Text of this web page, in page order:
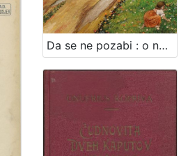
Da se ne pozabi : o narodnim običajima brdovečkog kraja / priredila Đurđica Haladi ; [autori tekstova Smiljka Bukovina... et. al.]